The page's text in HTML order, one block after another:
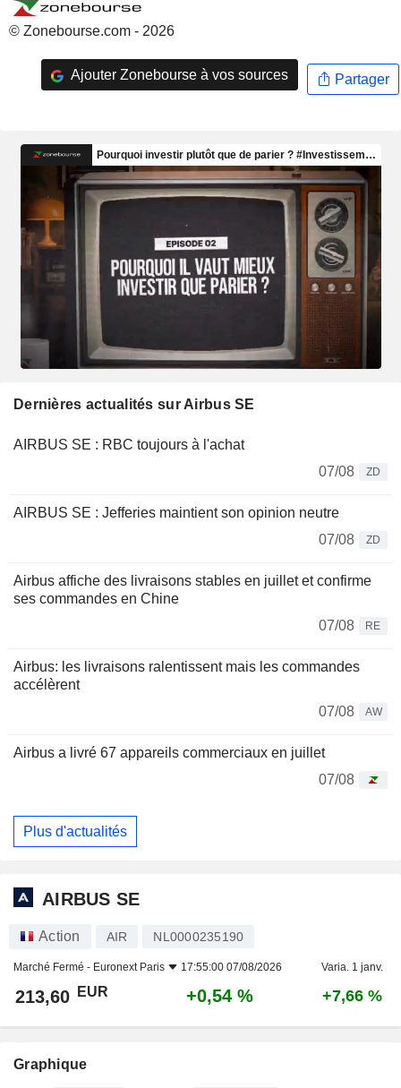
© Zonebourse.com - 2026
Ajouter Zonebourse à vos sources Partager
Dernières actualités sur Airbus SE
AIRBUS SE : RBC toujours à l'achat
07/08
ZD
AIRBUS SE : Jefferies maintient son opinion neutre
07/08
ZD
Airbus affiche des livraisons stables en juillet et confirme
ses commandes en Chine
07/08
RE
Airbus: les livraisons ralentissent mais les commandes
accélèrent
07/08
AW
Airbus a livré 67 appareils commerciaux en juillet
07/08
Plus d'actualités
AIRBUS SE
Action AIR NL0000235190
Marché Fermé - Euronext Paris 17:55:00 07/08/2026 Varia. 1 janv.
213,60 EUR +0,54 % +7,66 %
Graphique